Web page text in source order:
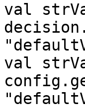
val
val